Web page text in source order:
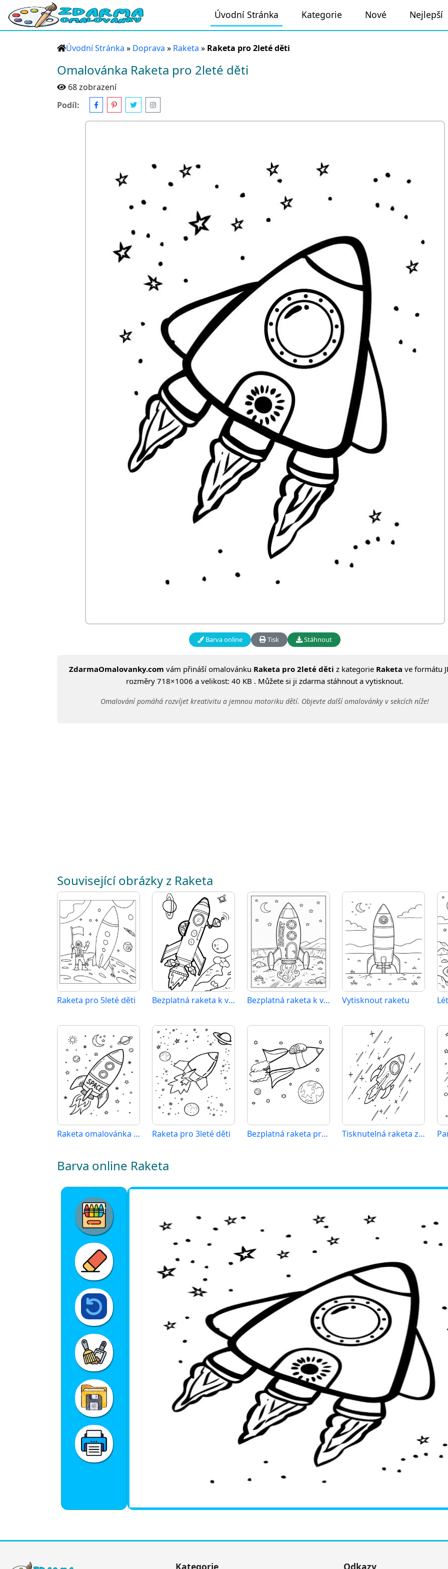
Úvodní Stránka Kategorie Nové Nejlepší
Úvodní Stránka » Doprava » Raketa » Raketa pro 2leté děti
Omalovánka Raketa pro 2leté děti
68 zobrazení
Podíl:
Barva online Tisk Stáhnout
ZdarmaOmalovanky.com vám přináší omalovánku Raketa pro 2leté děti z kategorie Raketa ve formátu
rozměry 718×1006 a velikost: 40 KB . Můžete si ji zdarma stáhnout a vytisknout.
Omalování pomáhá rozvíjet kreativitu a jemnou motoriku dětí. Objevte další omalovánky v sekcích níže!
Související obrázky z Raketa
Raketa pro 5leté děti Bezplatná raketa k vytisknutí Bezplatná raketa k vytištění Vytisknout raketu
Raketa omalovánka zdarma Raketa pro 3leté děti Bezplatná raketa pro děti Tisknutelná raketa zadarmo
Barva online Raketa